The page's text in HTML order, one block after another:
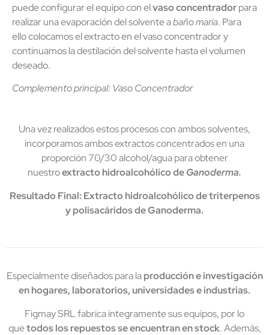
puede configurar el equipo con elvaso concentradorpara
realizar una evaporación del solvente abaño maría. Para
ello colocamos el extracto en el vaso concentrador y
continuamos la destilación del solvente hasta el volumen
deseado.
Complemento principal:Vaso Concentrador
Una vez realizados estos procesos con ambos solventes,
incorporamos ambos extractos concentrados en una
proporción 70/30 alcohol/agua para obtener
nuestroextracto hidroalcohólico deGanoderma.
Resultado Final: Extracto hidroalcohólico de triterpenos
y polisacáridos de Ganoderma.
Especialmente diseñados para laproducción e investigación
en hogares, laboratorios, universidades e industrias.
Figmay SRL fabrica íntegramente sus equipos, por lo
quetodos los repuestos se encuentran en stock. Además,